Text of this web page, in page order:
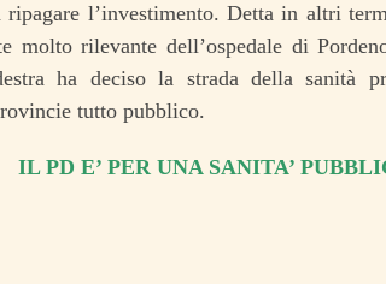
l’investimento. Detta in altri
molto rilevante dell’ospedale di
ha deciso la strada della sanità
tutto pubblico.
IL PD E’ PER UNA SANITA’